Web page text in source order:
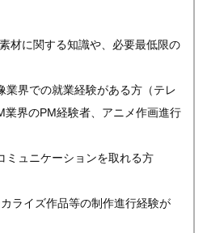
材に関する知識や、必要最低限の
業界での就業経験がある方（テレ
業界のPM経験者、アニメ作画進行
ミュニケーションを取れる方
ライズ作品等の制作進行経験が